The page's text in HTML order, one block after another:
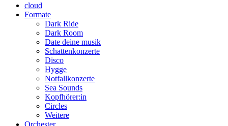
cloud
Formate
Dark Ride
Dark Room
Date deine musik
Schattenkonzerte
Disco
Hygge
Notfallkonzerte
Sea Sounds
Kopfhörer:in
Circles
Weitere
Orchester